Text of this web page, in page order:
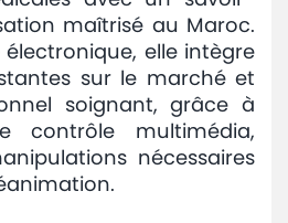
maîtrisé au Maroc.
elle intègre
sur le marché et
soignant, grâce à
contrôle multimédia,
nécessaires